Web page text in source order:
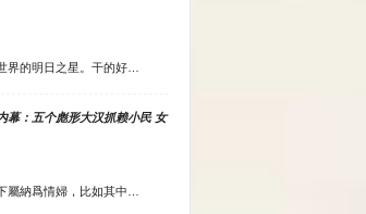
界的明日之星。干的好…
幕：五个彪形大汉抓赖小民 女
屬納爲情婦，比如其中…